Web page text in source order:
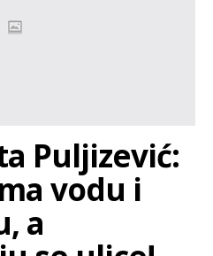
Puljizević:
vodu i
a